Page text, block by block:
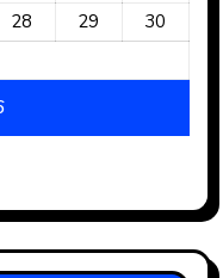
28 29
30